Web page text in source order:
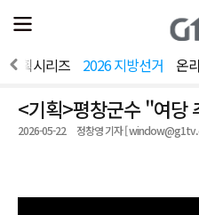
전
체
뉴
열
기획시리즈 2026 지방선거 온
<기획>평창군수 "여당
2026-05-22 정창영 기자 [